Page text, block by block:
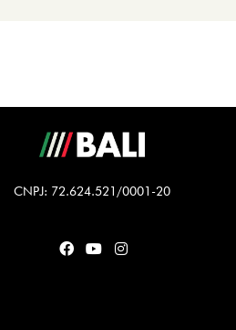
CNPJ: 72.624.521/0001-20